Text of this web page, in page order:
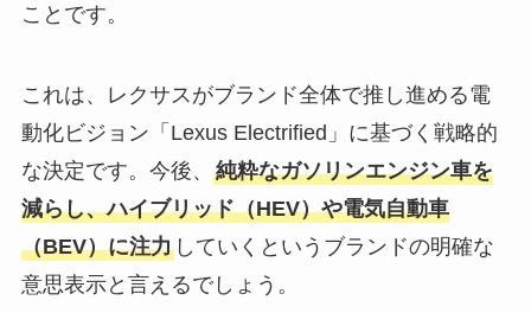
ことです。
これは、レクサスがブランド全体で推し進める電
動化ビジョン「Lexus Electrified」に基づく戦略的
な決定です。今後、 純粋なガソリンエンジン車を
減らし、ハイブリッド（HEV）や電気自動車
（BEV）に注力していくというブランドの明確な
意思表示と言えるでしょう。